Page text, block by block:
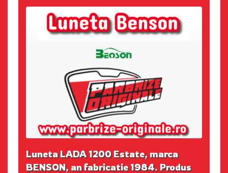
Luneta LADA 1200 Estate, marca
BENSON, an fabricatie 1984. Produs